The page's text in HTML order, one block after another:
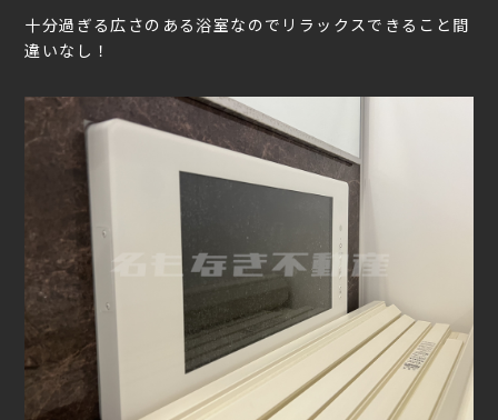
十分過ぎる広さのある浴室なのでリラックスできること間
違いなし！